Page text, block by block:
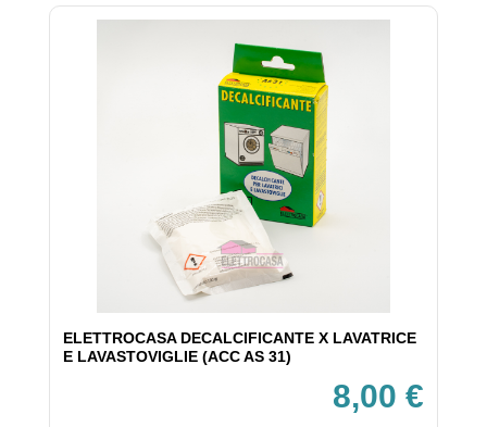
ELETTROCASA DECALCIFICANTE X LAVATRICE
E LAVASTOVIGLIE (ACC AS 31)
8,00 €